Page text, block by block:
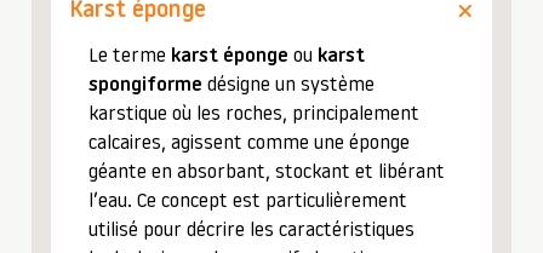
Karst éponge
Le terme karst éponge ou karst
spongiforme désigne un système
karstique où les roches, principalement
calcaires, agissent comme une éponge
géante en absorbant, stockant et libérant
l’eau. Ce concept est particulièrement
utilisé pour décrire les caractéristiques